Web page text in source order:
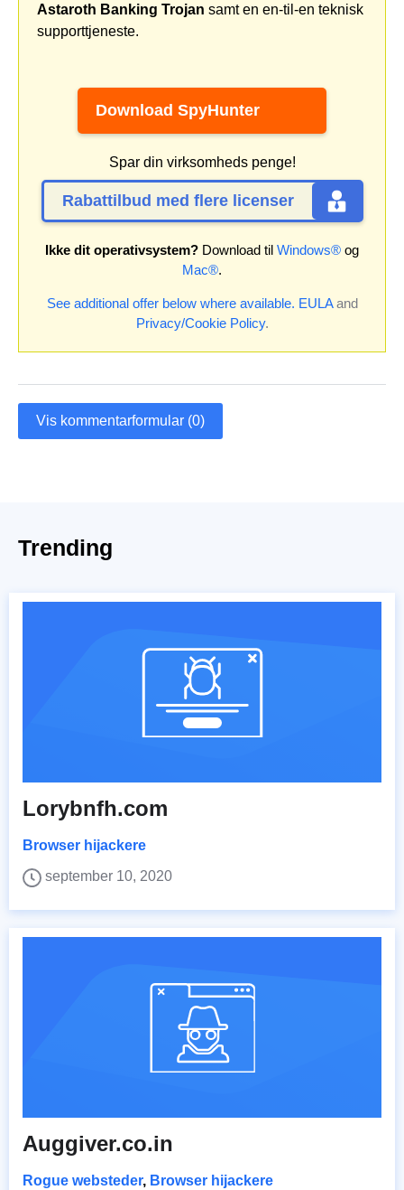
Astaroth Banking Trojan samt en en-til-en teknisk
supporttjeneste.
Download SpyHunter
Spar din virksomheds penge!
Rabattilbud med flere licenser
Ikke dit operativsystem? Download til Windows® og
Mac®.
See additional offer below where available. EULAand
Privacy/Cookie Policy.
Vis kommentarformular (0)
Trending
Lorybnfh.com
Browser hijackere
september 10, 2020
Auggiver.co.in
Rogue websteder, Browser hijackere